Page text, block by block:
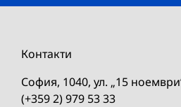
Контакти
София, 1040, ул. „15
(+359 2) 979 53 33